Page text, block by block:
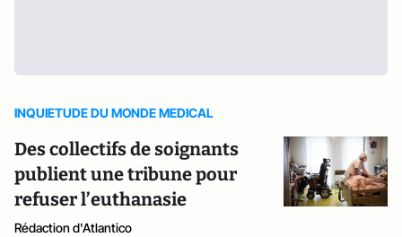
INQUIETUDE DU MONDE MEDICAL
Des collectifs de soignants
publient une tribune pour
refuser l’euthanasie
Rédaction d'Atlantico